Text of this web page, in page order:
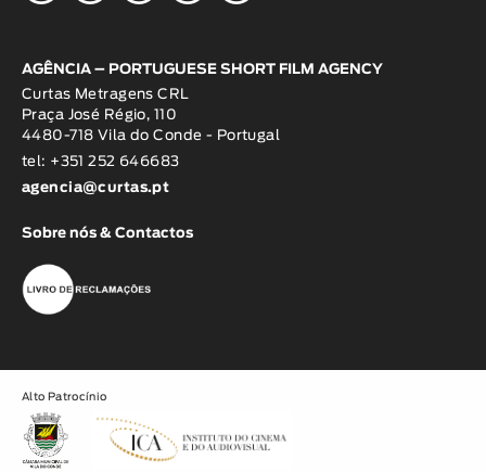
AGÊNCIA – PORTUGUESE SHORT FILM AGENCY
Curtas Metragens CRL
Praça José Régio, 110
4480-718 Vila do Conde - Portugal
tel: +351 252 646683
agencia@curtas.pt
Sobre nós & Contactos
Alto Patrocínio